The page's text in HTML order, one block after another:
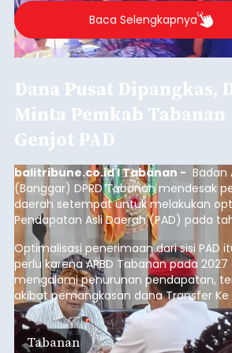
Baca Selengkapnya
Dana Pusat Dipangkas,
Minta Pemkab Tabanan
Genjot PAD
balitribune.co.id I Tabanan - Badan
(Banggar) DPRD Tabanan mendesak
daerah setempat untuk melakukan
Pendapatan Asli Daerah (PAD) pada
anggaran 2027.
Optimalisasi penerimaan dari sisi PAD
perlu karena APBD Tabanan pada 2027
mengalami penurunan pendapatan,
akibat pemangkasan dana Transfer Ke
Daerah (TKD) dari pemerintah pusat.
Tabanan